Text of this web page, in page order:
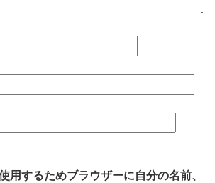
用するためブラウザーに自分の名前、